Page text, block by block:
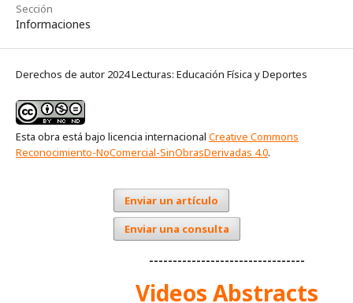
Sección
Informaciones
Derechos de autor 2024 Lecturas: Educación Física y Deportes
Esta obra está bajo licencia internacional Creative Commons
Reconocimiento-NoComercial-SinObrasDerivadas 4.0.
Enviar un artículo
Enviar una consulta
---------------------------------
Videos Abstracts